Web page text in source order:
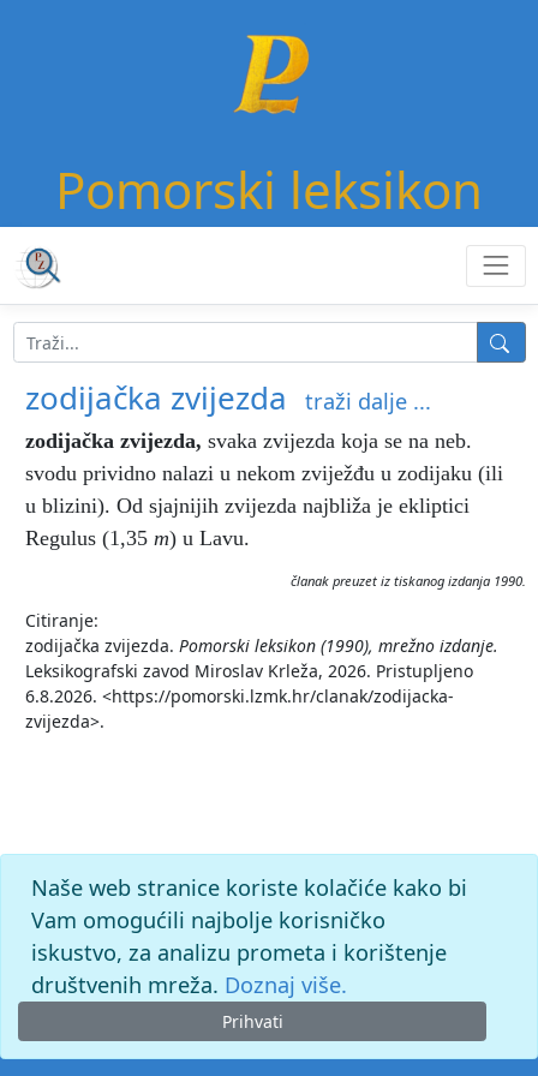
Pomorski leksikon
zodijačka zvijezda traži dalje ...
zodijačka zvijezda, svaka zvijezda koja se na neb.
svodu prividno nalazi u nekom zviježđu u zodijaku (ili
u blizini). Od sjajnijih zvijezda najbliža je ekliptici
Regulus (1,35 m) u Lavu.
članak preuzet iz tiskanog izdanja 1990.
Citiranje:
zodijačka zvijezda. Pomorski leksikon (1990), mrežno izdanje.
Leksikografski zavod Miroslav Krleža, 2026. Pristupljeno
6.8.2026. <https://pomorski.lzmk.hr/clanak/zodijacka-
zvijezda>.
Naše web stranice koriste kolačiće kako bi
Vam omogućili najbolje korisničko
iskustvo, za analizu prometa i korištenje
društvenih mreža. Doznaj više.
Prihvati
© 2026. -Leksikografski zavodMiroslav Krleža